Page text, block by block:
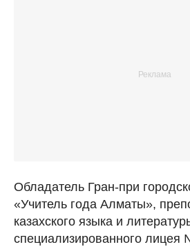
Обладатель Гран-при
«Учитель года Алматы»,
казахского языка и
специализированного лицея